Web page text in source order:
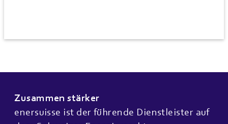
Zusammen stärker
enersuisse ist der führende Dienstleister auf